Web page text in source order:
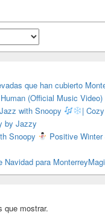
que han cubierto
(Official Music Video)
with Snoopy
|
by Jazzy
Snoopy
Positive
Navidad para
que mostrar.